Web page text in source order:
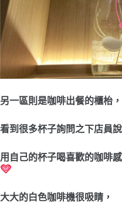
另一區則是咖啡出餐的櫃枱，
看到很多杯子詢問之下店員
用自己的杯子喝喜歡的咖啡
大大的白色咖啡機很吸睛，